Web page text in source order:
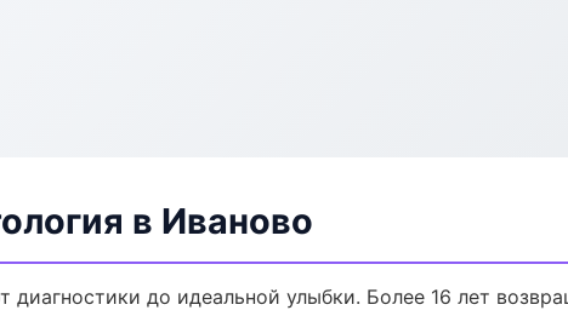
в Иваново
диагностики до идеальной улыбки. Более 16 лет